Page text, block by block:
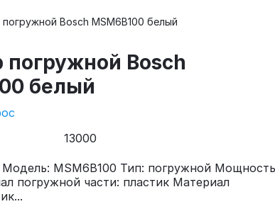
Bosch MSM6B100 белый
погружной Bosch
белый
13000
Модель: MSM6B100 Тип: погружной
погружной части: пластик Материал